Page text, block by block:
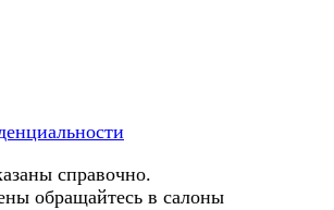
справочно.
обращайтесь в салоны